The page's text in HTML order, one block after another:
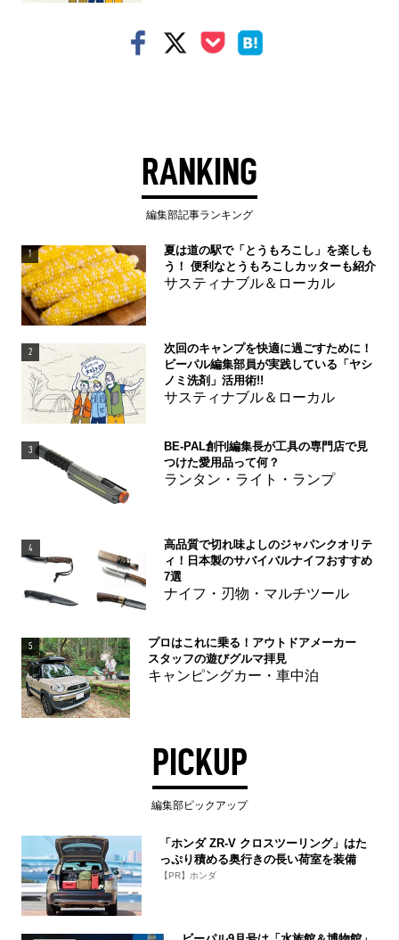
RANKING
編集部記事ランキング
1
夏は道の駅で「とうもろこし」を楽しも
う！ 便利なとうもろこしカッターも紹介
サスティナブル＆ローカル
2
次回のキャンプを快適に過ごすために！
ビーパル編集部員が実践している「ヤシ
ノミ洗剤」活用術!!
サスティナブル＆ローカル
3
BE-PAL創刊編集長が工具の専門店で見
つけた愛用品って何？
ランタン・ライト・ランプ
4
高品質で切れ味よしのジャパンクオリテ
ィ！日本製のサバイバルナイフおすすめ
7選
ナイフ・刃物・マルチツール
5
プロはこれに乗る！アウトドアメーカー
スタッフの遊びグルマ拝見
キャンピングカー・車中泊
PICKUP
編集部ピックアップ
「ホンダ ZR-V クロスツーリング」はた
っぷり積める奥行きの長い荷室を装備
【PR】ホンダ